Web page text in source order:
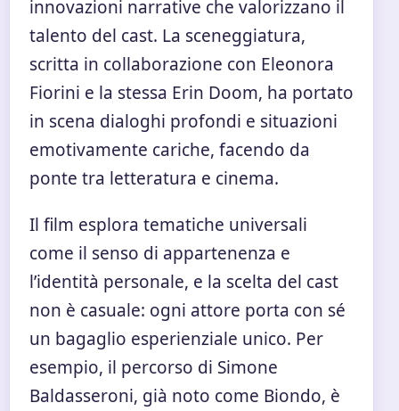
innovazioni narrative che valorizzano il
talento del cast. La sceneggiatura,
scritta in collaborazione con Eleonora
Fiorini e la stessa Erin Doom, ha portato
in scena dialoghi profondi e situazioni
emotivamente cariche, facendo da
ponte tra letteratura e cinema.
Il film esplora tematiche universali
come il senso di appartenenza e
l’identità personale, e la scelta del cast
non è casuale: ogni attore porta con sé
un bagaglio esperienziale unico. Per
esempio, il percorso di Simone
Baldasseroni, già noto come Biondo, è